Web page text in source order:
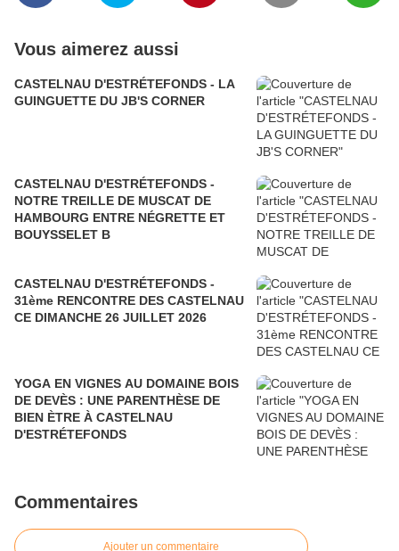
Vous aimerez aussi
CASTELNAU D'ESTRÉTEFONDS - LA
GUINGUETTE DU JB'S CORNER
CASTELNAU D'ESTRÉTEFONDS -
NOTRE TREILLE DE MUSCAT DE
HAMBOURG ENTRE NÉGRETTE ET
BOUYSSELET B
CASTELNAU D'ESTRÉTEFONDS -
31ème RENCONTRE DES CASTELNAU
CE DIMANCHE 26 JUILLET 2026
YOGA EN VIGNES AU DOMAINE BOIS
DE DEVÈS : UNE PARENTHÈSE DE
BIEN ÈTRE À CASTELNAU
D'ESTRÉTEFONDS
Commentaires
Ajouter un commentaire